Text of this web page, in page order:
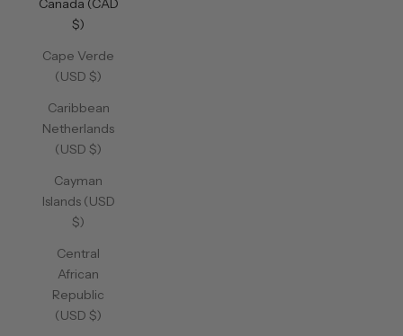
Canada (CAD
$)
Cape Verde
(USD $)
Caribbean
Netherlands
(USD $)
Cayman
Islands (USD
$)
Central
African
Republic
(USD $)